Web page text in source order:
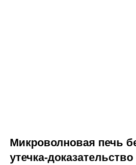
Микроволновая печь
утечка-